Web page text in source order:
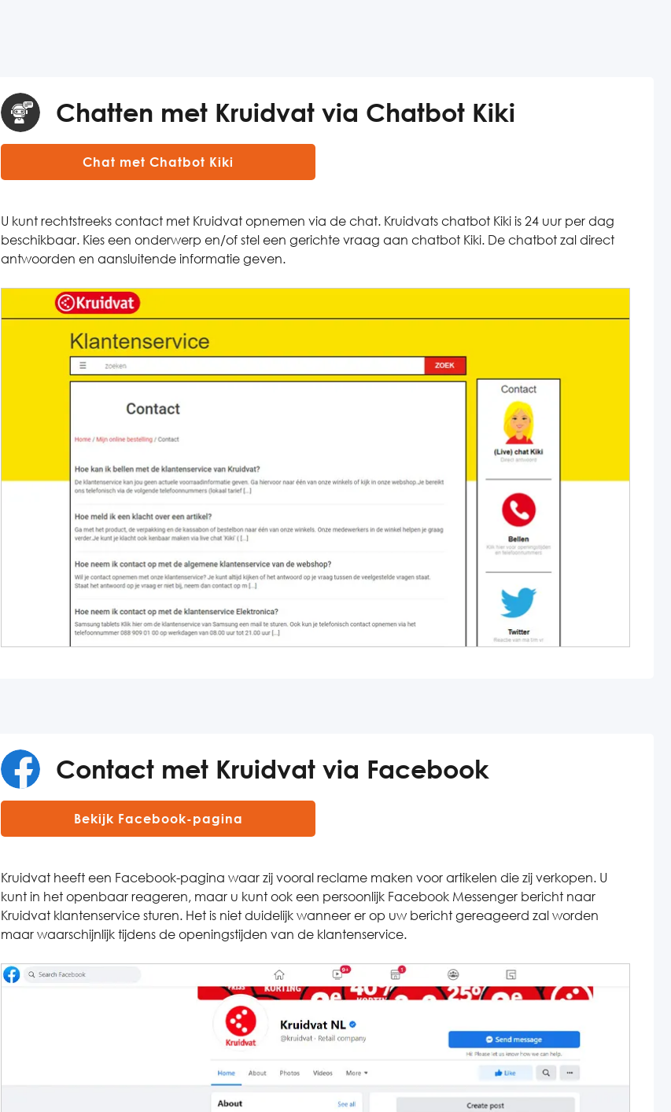
Chatten met Kruidvat via Chatbot Kiki
Chat met Chatbot Kiki
U kunt rechtstreeks contact met Kruidvat opnemen via de chat. Kruidvats chatbot Kiki is 24 uur per dag
beschikbaar. Kies een onderwerp en/of stel een gerichte vraag aan chatbot Kiki. De chatbot zal direct
antwoorden en aansluitende informatie geven.
Contact met Kruidvat via Facebook
Bekijk Facebook-pagina
Kruidvat heeft een Facebook-pagina waar zij vooral reclame maken voor artikelen die zij verkopen. U
kunt in het openbaar reageren, maar u kunt ook een persoonlijk Facebook Messenger bericht naar
Kruidvat klantenservice sturen. Het is niet duidelijk wanneer er op uw bericht gereageerd zal worden
maar waarschijnlijk tijdens de openingstijden van de klantenservice.